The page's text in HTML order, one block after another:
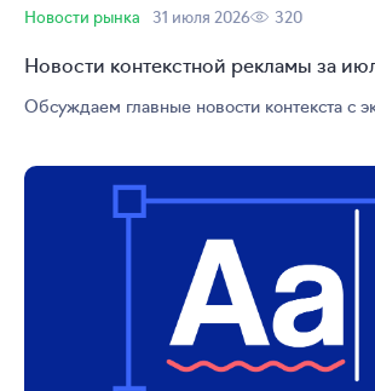
Новости рынка 31 июля 2026 320
Новости контекстной рекламы за
Обсуждаем главные новости контекста с